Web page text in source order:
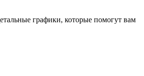
графики, которые помогут вам